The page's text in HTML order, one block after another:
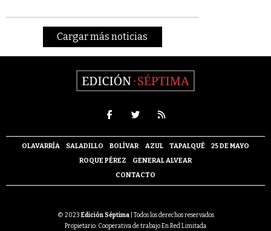
Cargar más noticias
OLAVARRÍA SALADILLO BOLÍVAR AZUL TAPALQUÉ
25 DE MAYO
ROQUE PÉREZ
GENERAL ALVEAR
CONTACTO
© 2023 Edición Séptima| Todos los derechos reservados
Propietario: Cooperativa de trabajo En Red Limitada